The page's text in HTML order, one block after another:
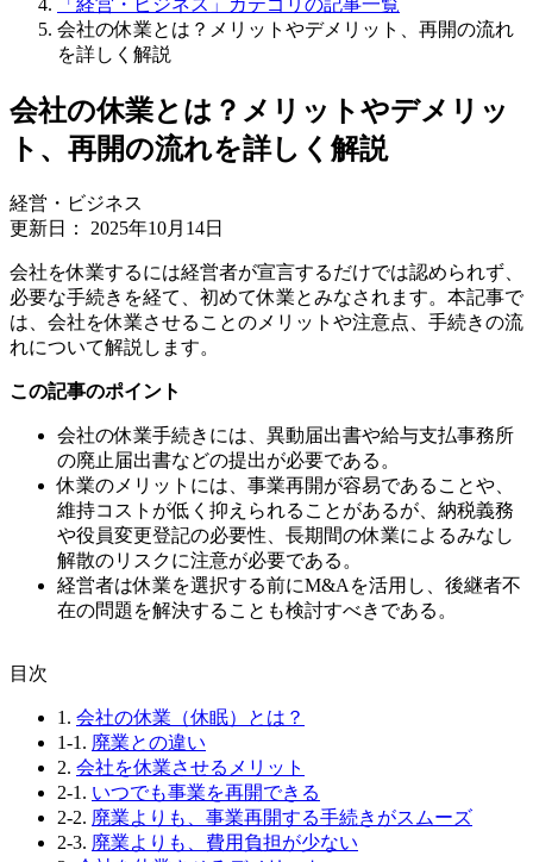
会社の休業とは？メリットやデメリット、再開の流れ
を詳しく解説
会社の休業とは？メリットやデメリッ
ト、再開の流れを詳しく解説
経営・ビジネス
更新日： 2025年10月14日
会社を休業するには経営者が宣言するだけでは認められず、
必要な手続きを経て、初めて休業とみなされます。本記事で
は、会社を休業させることのメリットや注意点、手続きの流
れについて解説します。
この記事のポイント
会社の休業手続きには、異動届出書や給与支払事務所
の廃止届出書などの提出が必要である。
休業のメリットには、事業再開が容易であることや、
維持コストが低く抑えられることがあるが、納税義務
や役員変更登記の必要性、長期間の休業によるみなし
解散のリスクに注意が必要である。
経営者は休業を選択する前にM&Aを活用し、後継者不
在の問題を解決することも検討すべきである。
⽬次
1. 会社の休業（休眠）とは？
1-1. 廃業との違い
2. 会社を休業させるメリット
2-1. いつでも事業を再開できる
2-2. 廃業よりも、事業再開する手続きがスムーズ
2-3. 廃業よりも、費用負担が少ない